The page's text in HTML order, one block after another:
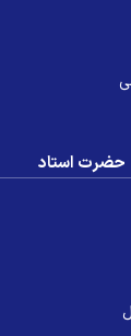
حضرت استاد